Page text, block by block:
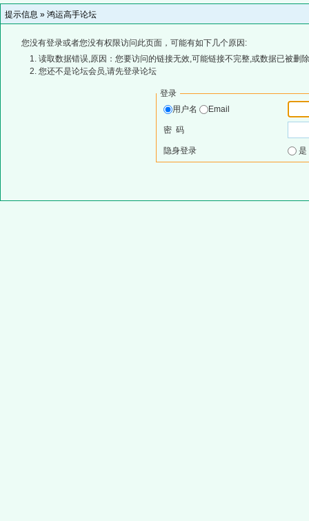
提示信息 » 鸿运高手论坛
您没有登录或者您没有权限访问此页面，可能有如下几个原因:
读取数据错误,原因：您要访问的链接无效,可能链接不完整,或数据已被删
您还不是论坛会员,请先登录论坛
登录
用户名
Email
密 码
隐身登录